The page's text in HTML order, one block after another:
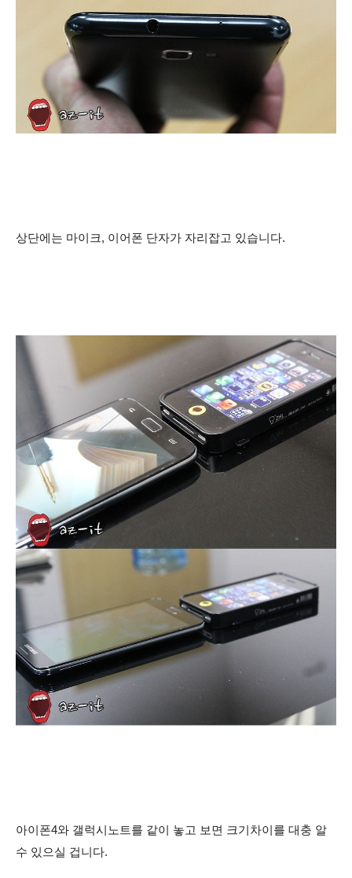
상단에는 마이크, 이어폰 단자가 자리잡고 있습니다.
아이폰4와 갤럭시노트를 같이 놓고 보면 크기차이를 대충 알
수 있으실 겁니다.